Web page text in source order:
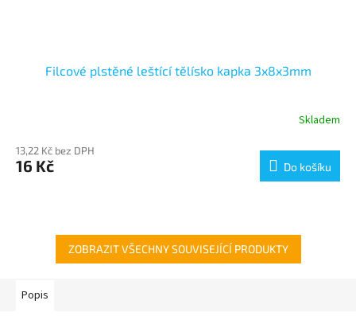
Filcové plstěné leštící tělísko kapka 3x8x3mm
Skladem
13,22 Kč bez DPH
16 Kč Do košíku
ZOBRAZIT VŠECHNY SOUVISEJÍCÍ PRODUKTY
Popis